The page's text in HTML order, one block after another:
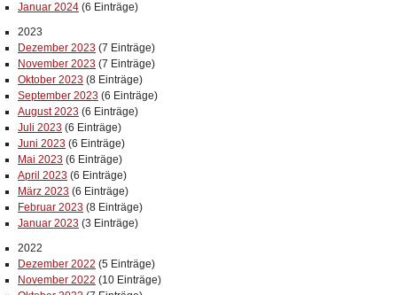
Januar 2024 (6 Einträge)
2023
Dezember 2023 (7 Einträge)
November 2023 (7 Einträge)
Oktober 2023 (8 Einträge)
September 2023 (6 Einträge)
August 2023 (6 Einträge)
Juli 2023 (6 Einträge)
Juni 2023 (6 Einträge)
Mai 2023 (6 Einträge)
April 2023 (6 Einträge)
März 2023 (6 Einträge)
Februar 2023 (8 Einträge)
Januar 2023 (3 Einträge)
2022
Dezember 2022 (5 Einträge)
November 2022 (10 Einträge)